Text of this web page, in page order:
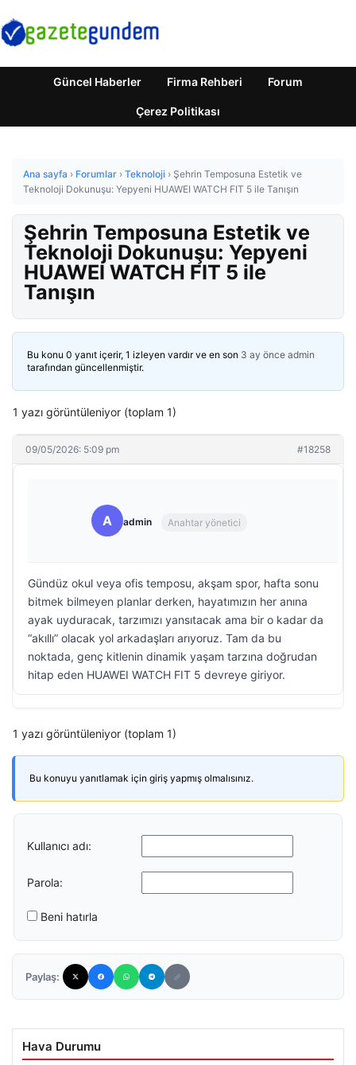
Güncel Haberler Firma Rehberi Forum
Çerez Politikası
Ana sayfa › Forumlar › Teknoloji › Şehrin Temposuna Estetik ve
Teknoloji Dokunuşu: Yepyeni HUAWEI WATCH FIT 5 ile Tanışın
Şehrin Temposuna Estetik ve
Teknoloji Dokunuşu: Yepyeni
HUAWEI WATCH FIT 5 ile
Tanışın
Bu konu 0 yanıt içerir, 1 izleyen vardır ve en son 3 ay önce admin
tarafından güncellenmiştir.
1 yazı görüntüleniyor (toplam 1)
09/05/2026: 5:09 pm #18258
A admin Anahtar yönetici
Gündüz okul veya ofis temposu, akşam spor, hafta sonu
bitmek bilmeyen planlar derken, hayatımızın her anına
ayak uyduracak, tarzımızı yansıtacak ama bir o kadar da
“akıllı” olacak yol arkadaşları arıyoruz. Tam da bu
noktada, genç kitlenin dinamik yaşam tarzına doğrudan
hitap eden HUAWEI WATCH FIT 5 devreye giriyor.
1 yazı görüntüleniyor (toplam 1)
Bu konuyu yanıtlamak için giriş yapmış olmalısınız.
Kullanıcı adı:
Parola:
Beni hatırla
Paylaş:
Hava Durumu